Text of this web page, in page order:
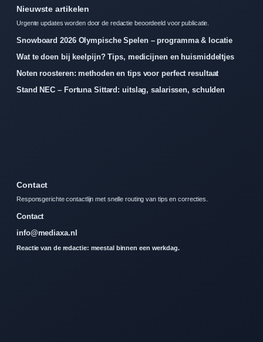
Nieuwste artikelen
Urgente updates worden door de redactie beoordeeld voor publicatie.
Snowboard 2026 Olympische Spelen – programma & locatie
Wat te doen bij keelpijn? Tips, medicijnen en huismiddeltjes
Noten roosteren: methoden en tips voor perfect resultaat
Stand NEC – Fortuna Sittard: uitslag, salarissen, schulden
Contact
Responsgerichte contactlijn met snelle routing van tips en correcties.
Contact
info@mediaxa.nl
Reactie van de redactie: meestal binnen een werkdag.